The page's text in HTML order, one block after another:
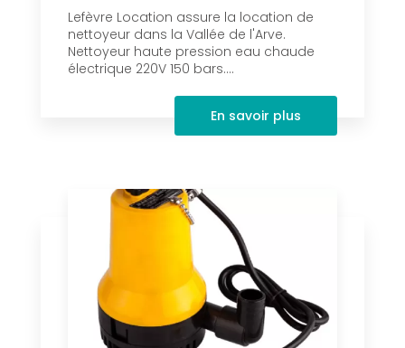
Lefèvre Location assure la location de
nettoyeur dans la Vallée de l'Arve.
Nettoyeur haute pression eau chaude
électrique 220V 150 bars....
En savoir plus